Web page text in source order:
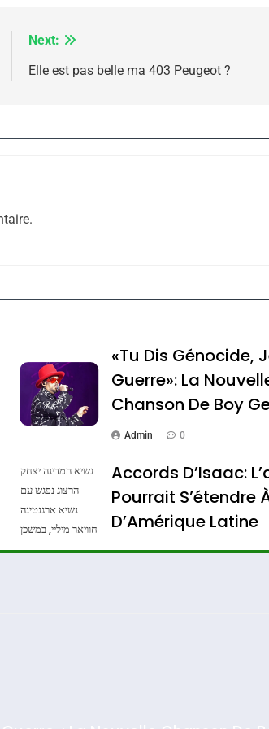
Next:
Elle est pas belle ma 403 Peugeot ?
«Tu Dis Génocide,
Guerre»: La
Chanson De Boy
Admin 0
נשיא המדינה יצחק
הרצוג נפגש עם
נשיא ארגנטינה
חוויאר מיליי, במשכן
הנשיא בירושלים.
Accords D’Isaac:
Pourrait S’étendre
D’Amérique Latine
Admin 0
Jacques Hadida
Tafraout, Le Miel De Tadla Azilal
De Loya Stauber